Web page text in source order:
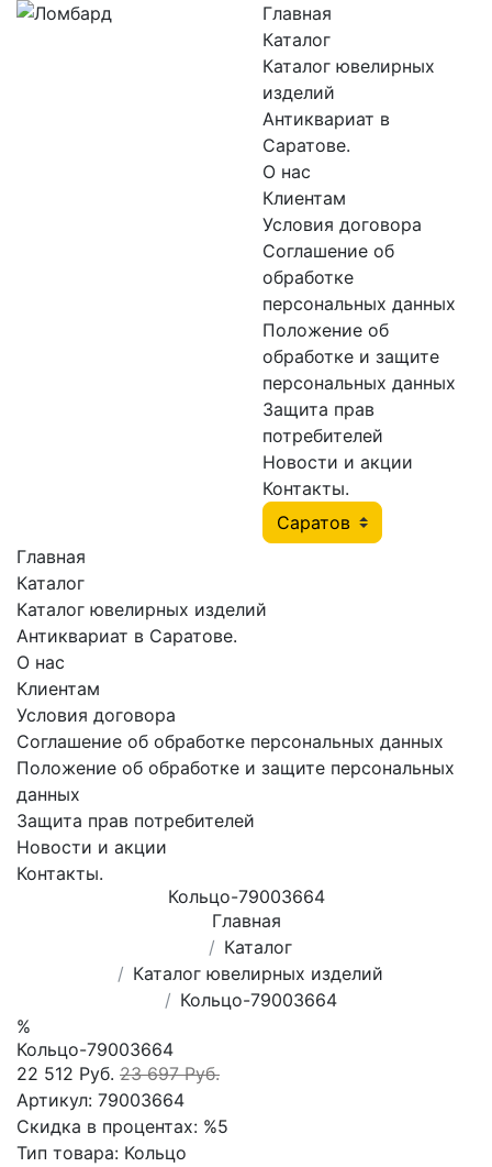
Главная
Каталог
Каталог ювелирных
изделий
Антиквариат в
Саратове.
О нас
Клиентам
Условия договора
Соглашение об
обработке
персональных данных
Положение об
обработке и защите
персональных данных
Защита прав
потребителей
Новости и акции
Контакты.
Главная
Каталог
Каталог ювелирных изделий
Антиквариат в Саратове.
О нас
Клиентам
Условия договора
Соглашение об обработке персональных данных
Положение об обработке и защите персональных
данных
Защита прав потребителей
Новости и акции
Контакты.
Кольцо-79003664
Главная
Каталог
Каталог ювелирных изделий
Кольцо-79003664
%
Кольцо-79003664
22 512 Руб. 23 697 Руб.
Артикул: 79003664
Скидка в процентах: %5
Тип товара: Кольцо